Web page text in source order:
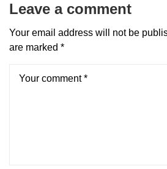
Leave a comment
Your email address will not be
are marked *